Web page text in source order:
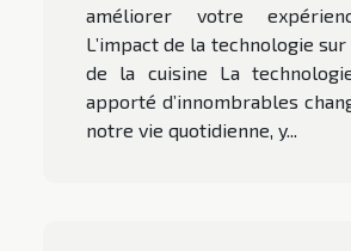
améliorer votre
L’impact de la technologie
de la cuisine La
apporté d’innombrables
notre vie quotidienne, y...